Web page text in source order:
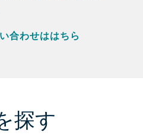
合わせははちら
探す